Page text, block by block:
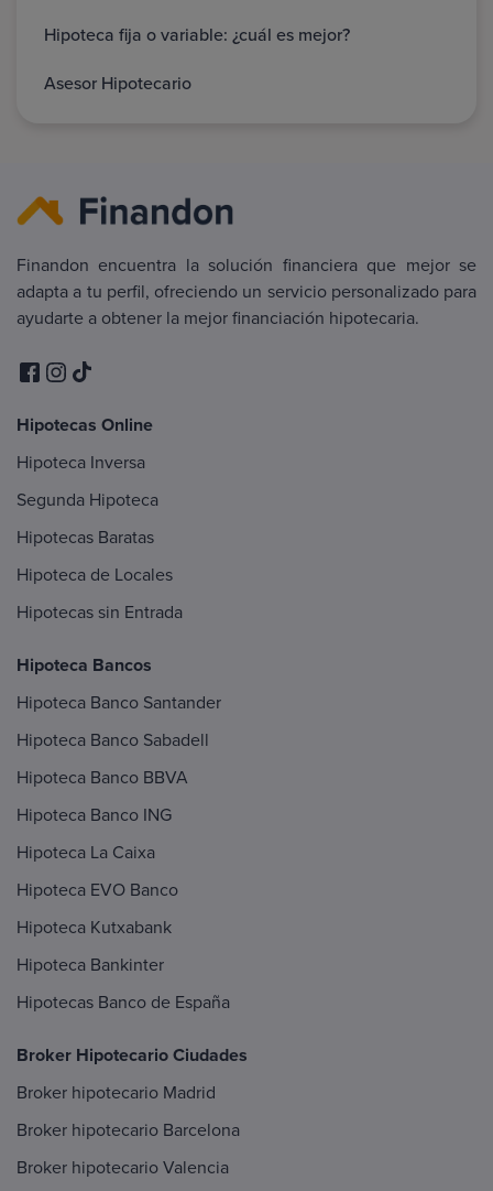
Hipoteca fija o variable: ¿cuál es mejor?
Asesor Hipotecario
Finandon encuentra la solución financiera que mejor se
adapta a tu perfil, ofreciendo un servicio personalizado para
ayudarte a obtener la mejor financiación hipotecaria.
Hipotecas Online
Hipoteca Inversa
Segunda Hipoteca
Hipotecas Baratas
Hipoteca de Locales
Hipotecas sin Entrada
Hipoteca Bancos
Hipoteca Banco Santander
Hipoteca Banco Sabadell
Hipoteca Banco BBVA
Hipoteca Banco ING
Hipoteca La Caixa
Hipoteca EVO Banco
Hipoteca Kutxabank
Hipoteca Bankinter
Hipotecas Banco de España
Broker Hipotecario Ciudades
Broker hipotecario Madrid
Broker hipotecario Barcelona
Broker hipotecario Valencia